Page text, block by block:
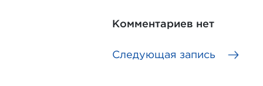
Комментариев нет
Следующая запись